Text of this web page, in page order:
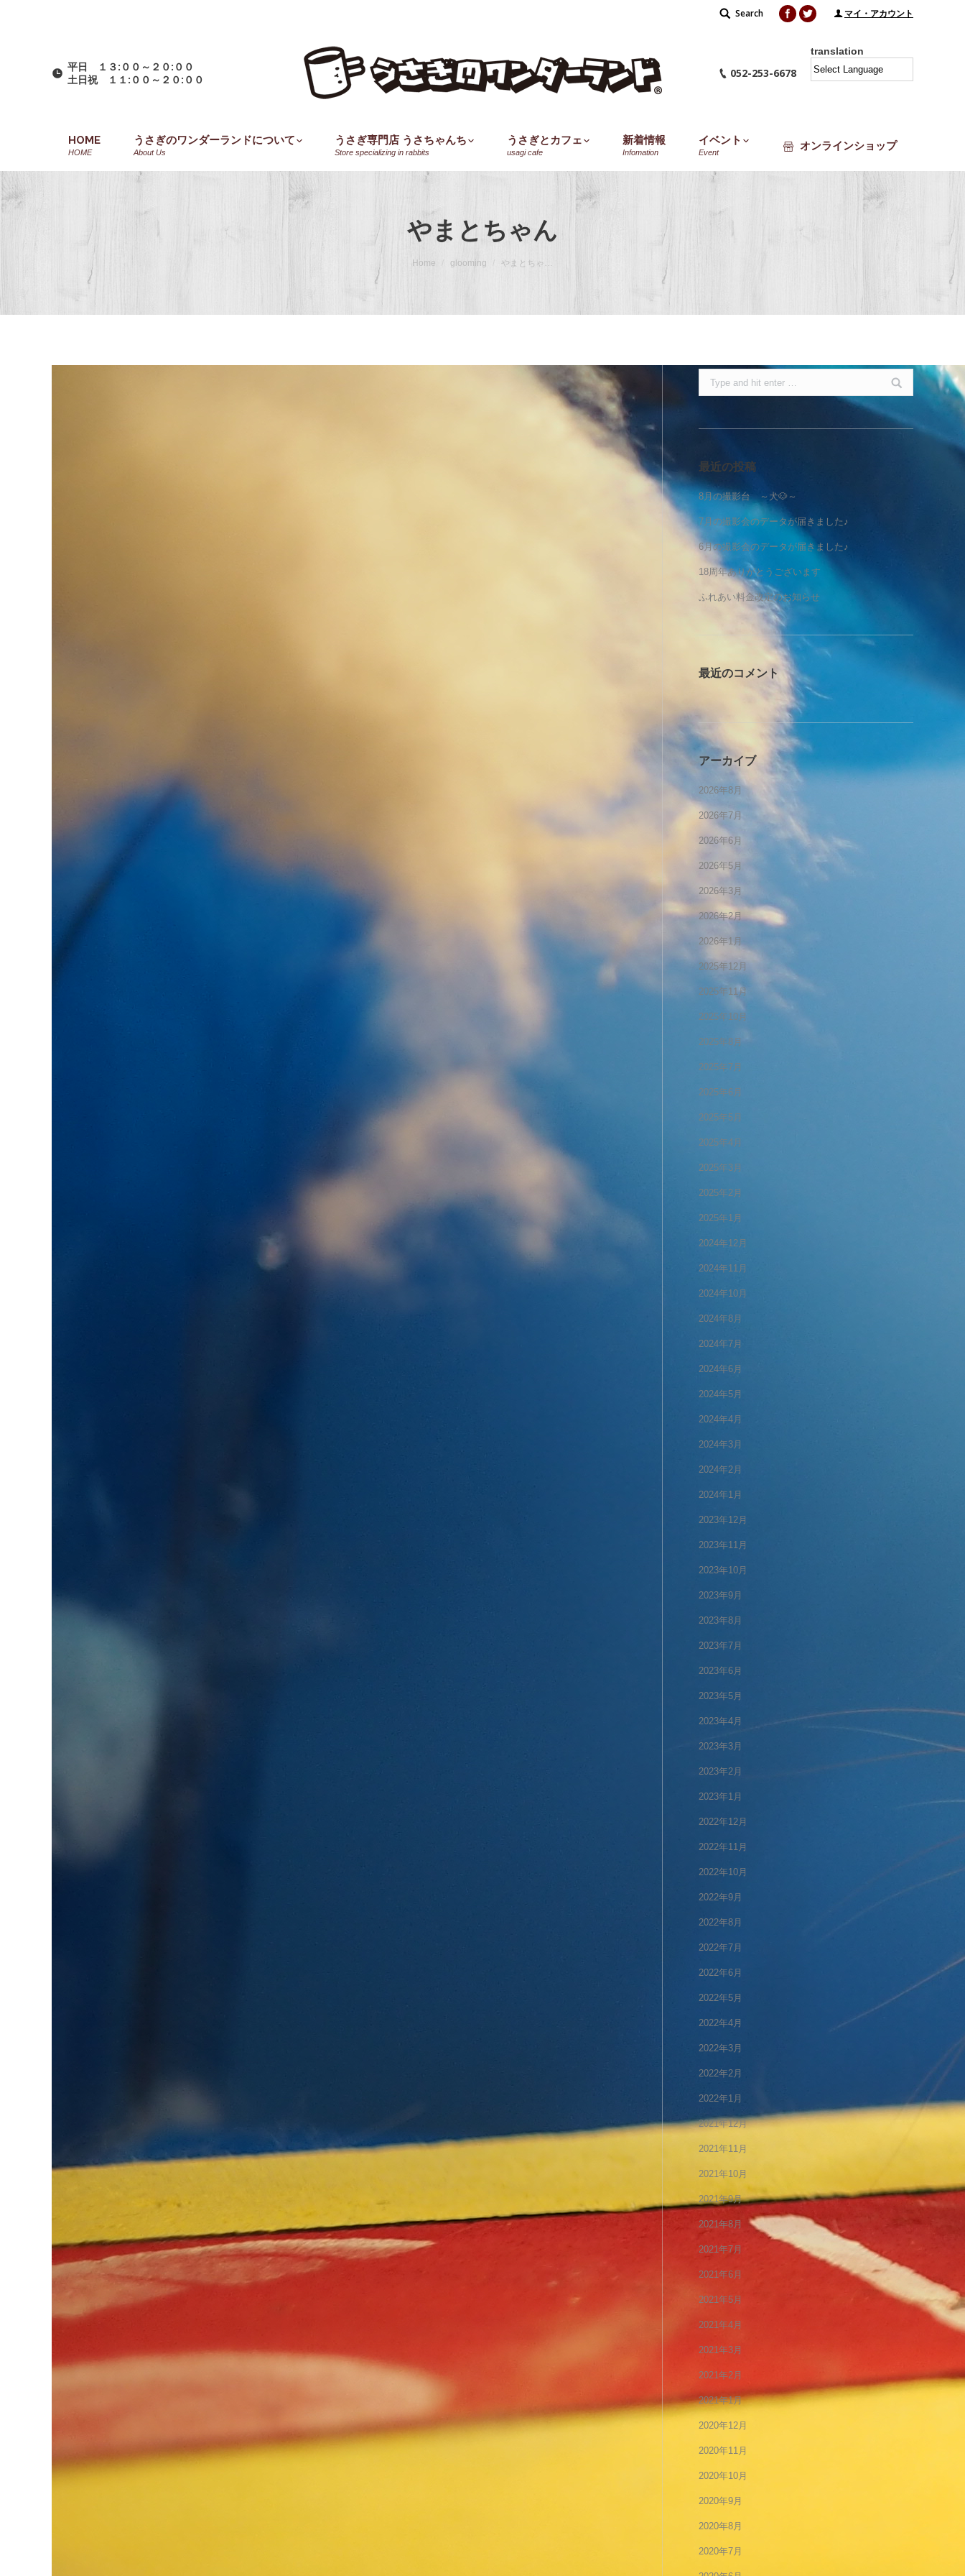
Search:
Search Facebook
Twitter マイ・アカウント
平日 １３:００～２０:００
土日祝 １１:００～２０:００
052-253-6678
translation
HOME
HOME
うさぎのワンダーランドについて
About Us
うさぎ専門店 うさちゃんち
Store specializing in rabbits
うさぎとカフェ
usagi cafe
新着情報
Infomation
イベント
Event
オンラインショップ
やまとちゃん
Home glooming やまとちゃ…
Search:
最近の投稿
8月の撮影台 ～犬🐶～
7月の撮影会のデータが届きました♪
6月の撮影会のデータが届きました♪
18周年ありがとうございます
ふれあい料金改定のお知らせ
最近のコメント
アーカイブ
2026年8月
2026年7月
2026年6月
2026年5月
2026年3月
2026年2月
2026年1月
2025年12月
2025年11月
2025年10月
2025年8月
2025年7月
2025年6月
2025年5月
2025年4月
2025年3月
2025年2月
2025年1月
2024年12月
2024年11月
2024年10月
2024年8月
2024年7月
2024年6月
2024年5月
2024年4月
2024年3月
2024年2月
2024年1月
2023年12月
2023年11月
2023年10月
2023年9月
2023年8月
2023年7月
2023年6月
2023年5月
2023年4月
2023年3月
2023年2月
2023年1月
2022年12月
2022年11月
2022年10月
2022年9月
2022年8月
2022年7月
2022年6月
2022年5月
2022年4月
2022年3月
2022年2月
2022年1月
2021年12月
2021年11月
2021年10月
2021年9月
2021年8月
2021年7月
2021年6月
2021年5月
2021年4月
2021年3月
2021年2月
2021年1月
2020年12月
2020年11月
2020年10月
2020年9月
2020年8月
2020年7月